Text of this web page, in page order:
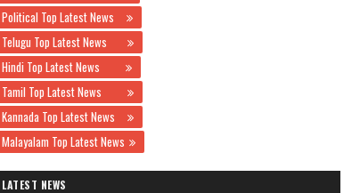
Political Top Latest News
Telugu Top Latest News
Hindi Top Latest News
Tamil Top Latest News
Kannada Top Latest News
Malayalam Top Latest News
LATEST NEWS